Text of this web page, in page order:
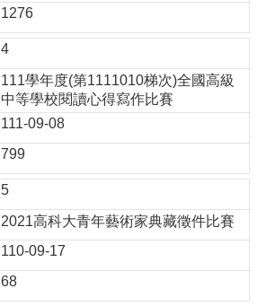
1276
4
111學年度(第1111010梯次)全國高級
中等學校閱讀心得寫作比賽
111-09-08
799
5
2021高科大青年藝術家典藏徵件比賽
110-09-17
68